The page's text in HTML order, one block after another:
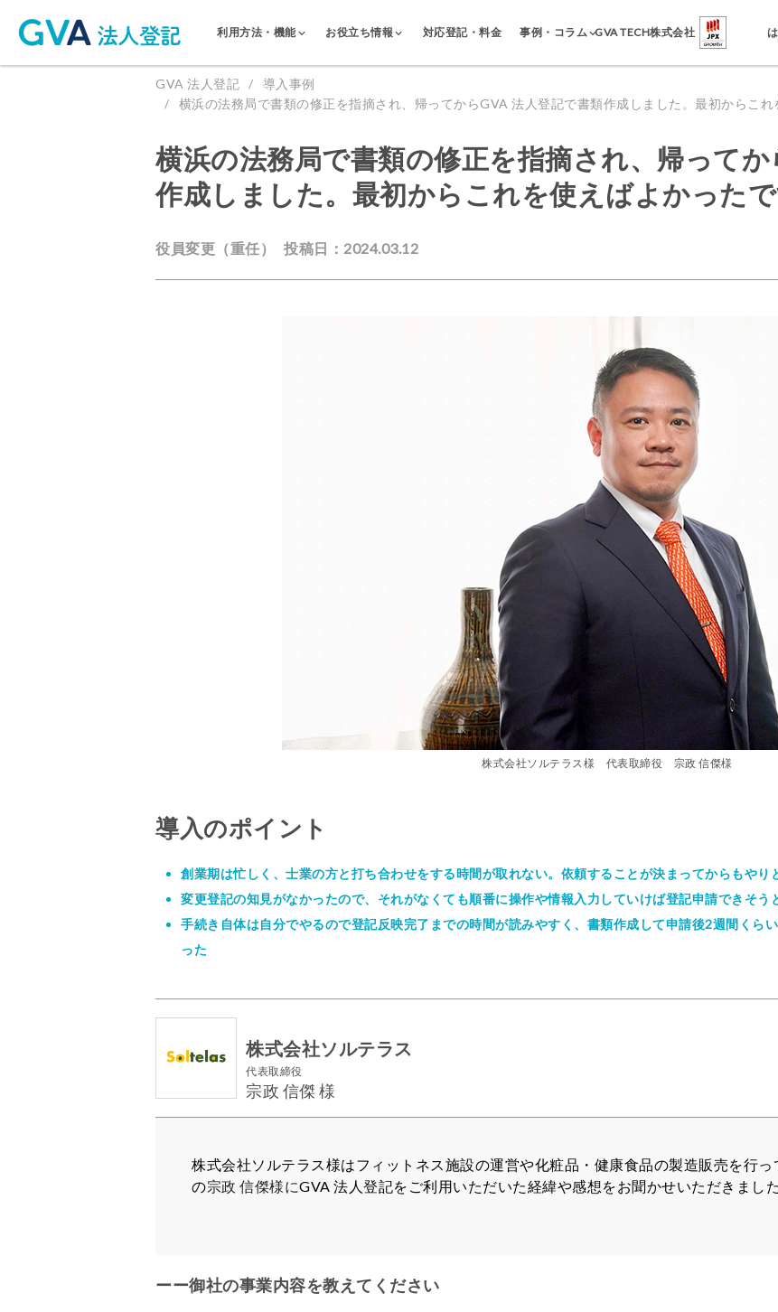
利用方法・機能 お役立ち情報 対応登記・料金 事例・コラム GVA TECH株式会社
GVA 法人登記
導入事例
横浜の法務局で書類の修正を指摘され、帰ってからGVA 法人登記で書類作成しました。最初からこ
横浜の法務局で書類の修正を指摘され、帰って
作成しました。最初からこれを使えばよかった
役員変更（重任） 投稿日：2024.03.12
株式会社ソルテラス様 代表取締役 宗政 信傑様
導入のポイント
創業期は忙しく、士業の方と打ち合わせをする時間が取れない。依頼することが決まってからもやり
変更登記の知見がなかったので、それがなくても順番に操作や情報入力していけば登記申請できそう
手続き自体は自分でやるので登記反映完了までの時間が読みやすく、書類作成して申請後2週間くら
った
株式会社ソルテラス
代表取締役
宗政 信傑 様
株式会社ソルテラス様はフィットネス施設の運営や化粧品・健康食品の製造販売を行
の宗政 信傑様にGVA 法人登記をご利用いただいた経緯や感想をお聞かせいただきまし
ーー御社の事業内容を教えてください